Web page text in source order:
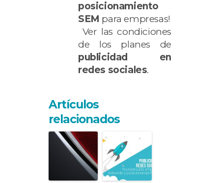
posicionamiento
SEM para empresas!
Ver las condiciones
de los planes de
publicidad en
redes sociales.
Artículos
relacionados